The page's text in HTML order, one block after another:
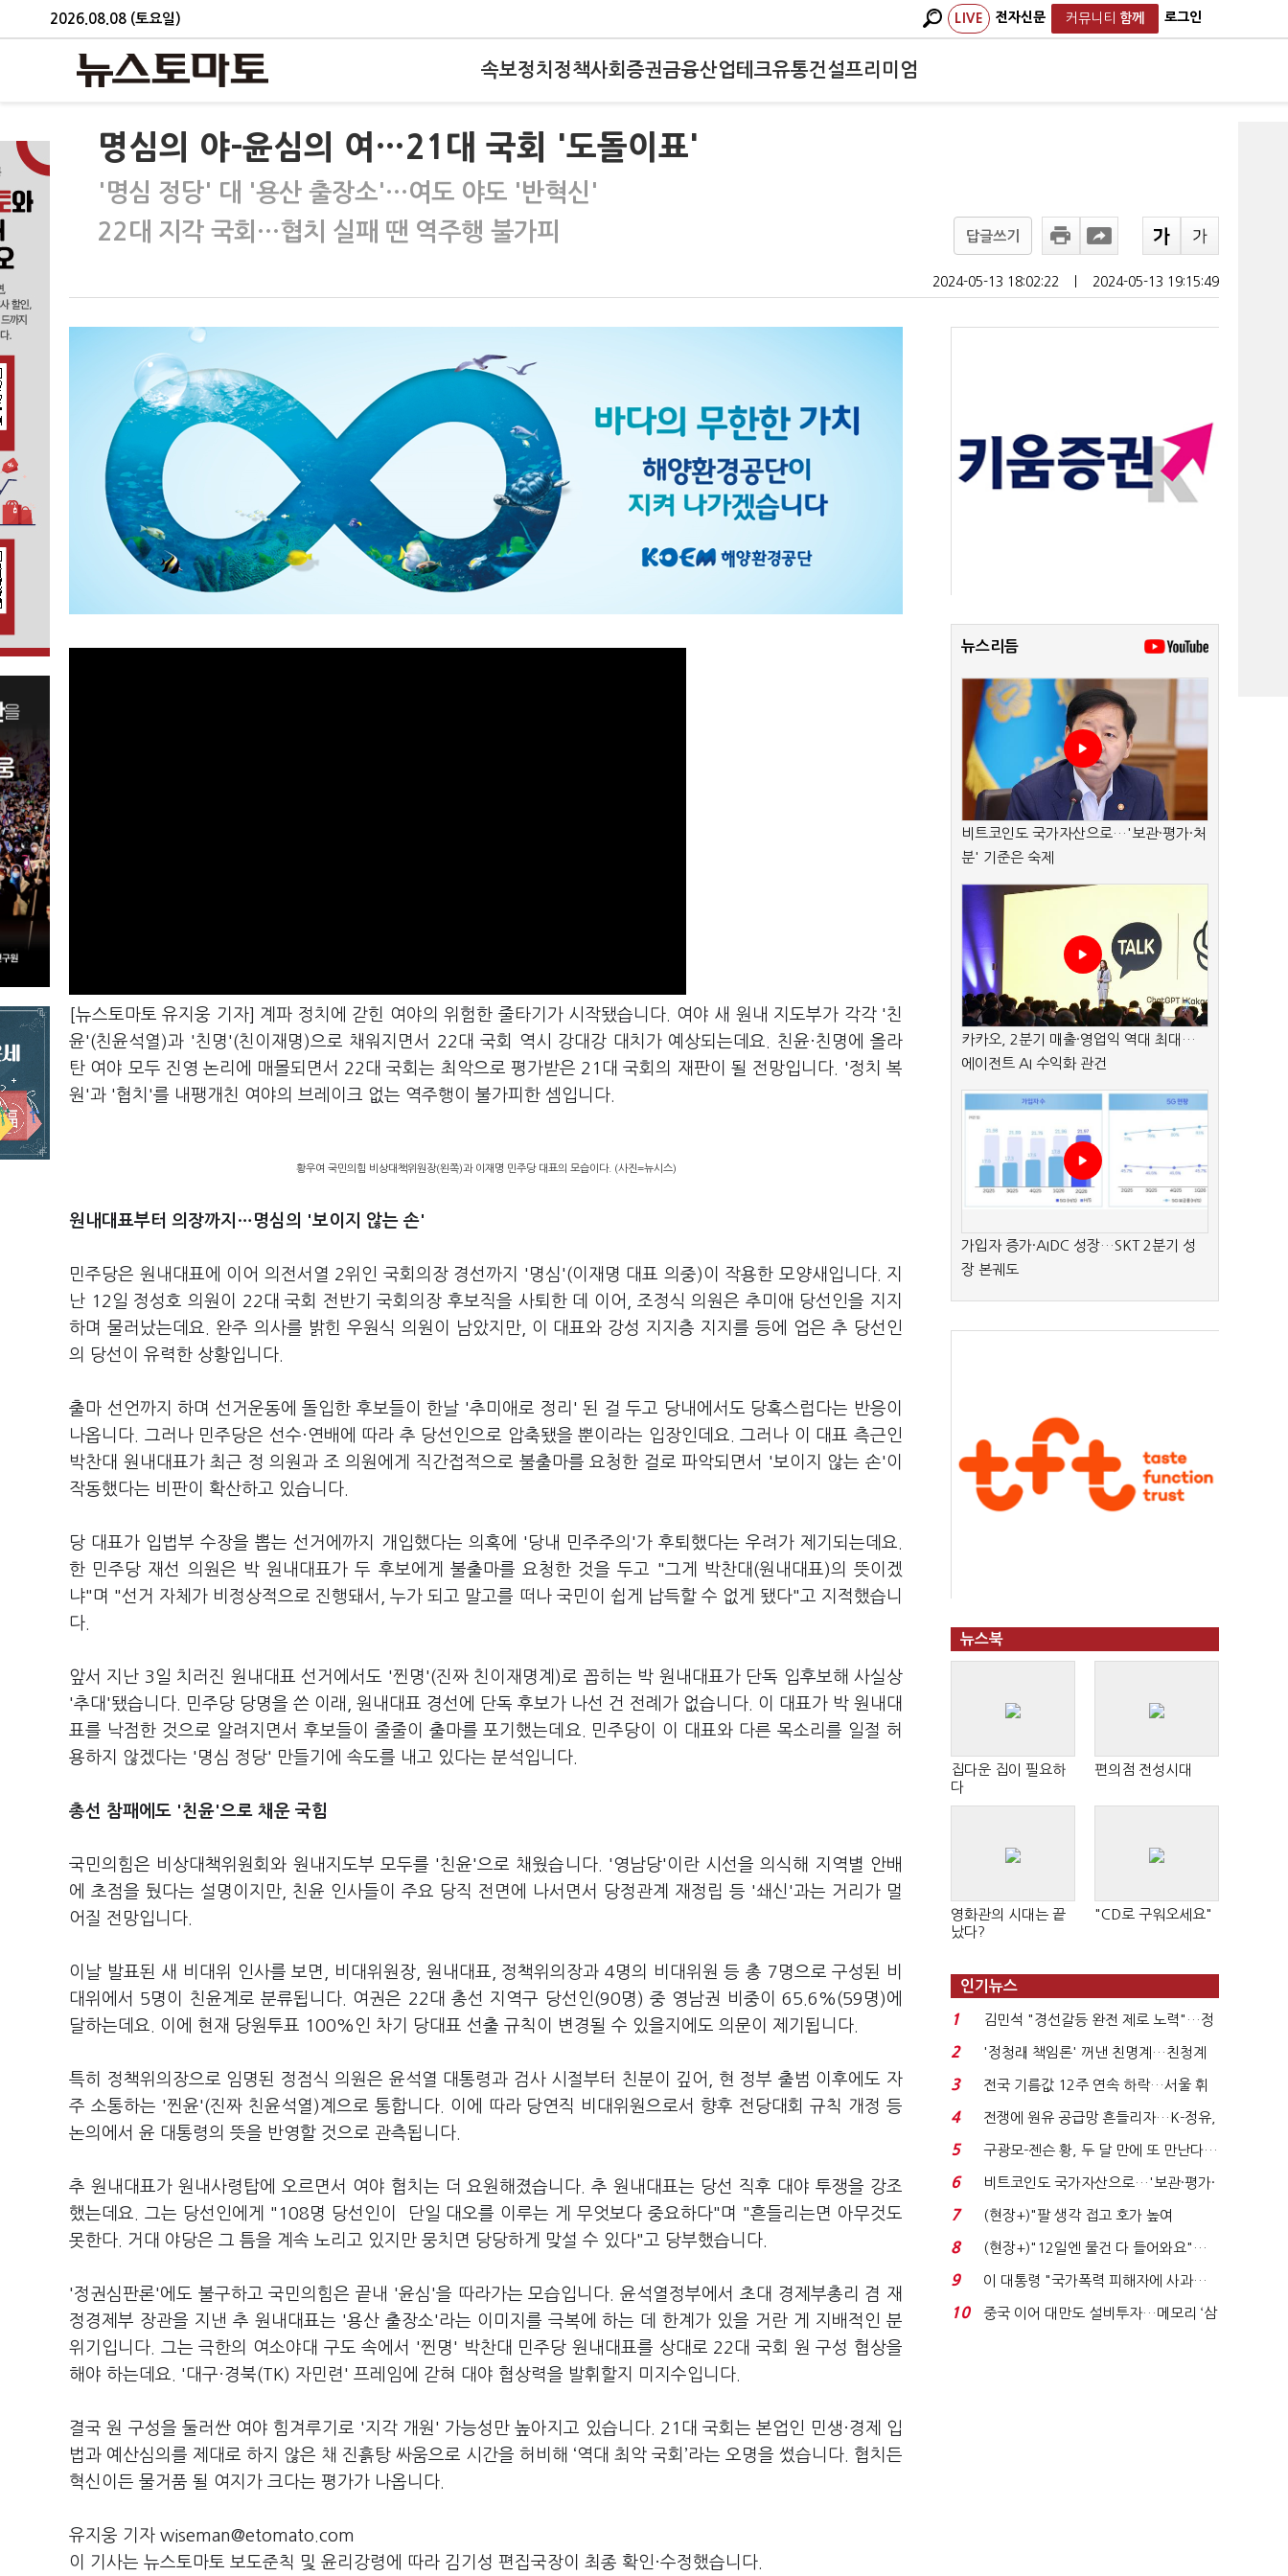
2026.08.08 (토요일) LIVE 전자신문 커뮤니티 함께 로그인
속보정치 정책사회 증권금융산업테크유통건설프리미엄
명심의 야-윤심의 여…21대 국회 '도돌이표'
'명심 정당' 대 '용산 출장소'…여도 야도 '반혁신'
22대 지각 국회…협치 실패 땐 역주행 불가피
답글쓰기
2024-05-13 18:02:22 2024-05-13 19:15:49
[뉴스토마토 유지웅 기자] 계파 정치에 갇힌 여야의 위험한 줄타기가 시작됐습니다. 여야 새 원내 지도부가 각각 '친
윤'(친윤석열)과 '친명'(친이재명)으로 채워지면서 22대 국회 역시 강대강 대치가 예상되는데요. 친윤·친명에 올라
탄 여야 모두 진영 논리에 매몰되면서 22대 국회는 최악으로 평가받은 21대 국회의 재판이 될 전망입니다. '정치 복
원'과 '협치'를 내팽개친 여야의 브레이크 없는 역주행이 불가피한 셈입니다.
황우여 국민의힘 비상대책위원장(왼쪽)과 이재명 민주당 대표의 모습이다. (사진=뉴시스)
원내대표부터 의장까지…명심의 '보이지 않는 손'
민주당은 원내대표에 이어 의전서열 2위인 국회의장 경선까지 '명심'(이재명 대표 의중)이 작용한 모양새입니다. 지
난 12일 정성호 의원이 22대 국회 전반기 국회의장 후보직을 사퇴한 데 이어, 조정식 의원은 추미애 당선인을 지지
하며 물러났는데요. 완주 의사를 밝힌 우원식 의원이 남았지만, 이 대표와 강성 지지층 지지를 등에 업은 추 당선인
의 당선이 유력한 상황입니다.
출마 선언까지 하며 선거운동에 돌입한 후보들이 한날 '추미애로 정리' 된 걸 두고 당내에서도 당혹스럽다는 반응이
나옵니다. 그러나 민주당은 선수·연배에 따라 추 당선인으로 압축됐을 뿐이라는 입장인데요. 그러나 이 대표 측근인
박찬대 원내대표가 최근 정 의원과 조 의원에게 직간접적으로 불출마를 요청한 걸로 파악되면서 '보이지 않는 손'이
작동했다는 비판이 확산하고 있습니다.
당 대표가 입법부 수장을 뽑는 선거에까지 개입했다는 의혹에 '당내 민주주의'가 후퇴했다는 우려가 제기되는데요.
한 민주당 재선 의원은 박 원내대표가 두 후보에게 불출마를 요청한 것을 두고 "그게 박찬대(원내대표)의 뜻이겠
냐"며 "선거 자체가 비정상적으로 진행돼서, 누가 되고 말고를 떠나 국민이 쉽게 납득할 수 없게 됐다"고 지적했습니
다.
앞서 지난 3일 치러진 원내대표 선거에서도 '찐명'(진짜 친이재명계)로 꼽히는 박 원내대표가 단독 입후보해 사실상
'추대'됐습니다. 민주당 당명을 쓴 이래, 원내대표 경선에 단독 후보가 나선 건 전례가 없습니다. 이 대표가 박 원내대
표를 낙점한 것으로 알려지면서 후보들이 줄줄이 출마를 포기했는데요. 민주당이 이 대표와 다른 목소리를 일절 허
용하지 않겠다는 '명심 정당' 만들기에 속도를 내고 있다는 분석입니다.
총선 참패에도 '친윤'으로 채운 국힘
국민의힘은 비상대책위원회와 원내지도부 모두를 '친윤'으로 채웠습니다. '영남당'이란 시선을 의식해 지역별 안배
에 초점을 뒀다는 설명이지만, 친윤 인사들이 주요 당직 전면에 나서면서 당정관계 재정립 등 '쇄신'과는 거리가 멀
어질 전망입니다.
이날 발표된 새 비대위 인사를 보면, 비대위원장, 원내대표, 정책위의장과 4명의 비대위원 등 총 7명으로 구성된 비
대위에서 5명이 친윤계로 분류됩니다. 여권은 22대 총선 지역구 당선인(90명) 중 영남권 비중이 65.6%(59명)에
달하는데요. 이에 현재 당원투표 100%인 차기 당대표 선출 규칙이 변경될 수 있을지에도 의문이 제기됩니다.
특히 정책위의장으로 임명된 정점식 의원은 윤석열 대통령과 검사 시절부터 친분이 깊어, 현 정부 출범 이후에도 자
주 소통하는 '찐윤'(진짜 친윤석열)계으로 통합니다. 이에 따라 당연직 비대위원으로서 향후 전당대회 규칙 개정 등
논의에서 윤 대통령의 뜻을 반영할 것으로 관측됩니다.
추 원내대표가 원내사령탑에 오르면서 여야 협치는 더 요원해졌습니다. 추 원내대표는 당선 직후 대야 투쟁을 강조
했는데요. 그는 당선인에게 "108명 당선인이 단일 대오를 이루는 게 무엇보다 중요하다"며 "흔들리는면 아무것도
못한다. 거대 야당은 그 틈을 계속 노리고 있지만 뭉치면 당당하게 맞설 수 있다"고 당부했습니다.
'정권심판론'에도 불구하고 국민의힘은 끝내 '윤심'을 따라가는 모습입니다. 윤석열정부에서 초대 경제부총리 겸 재
정경제부 장관을 지낸 추 원내대표는 '용산 출장소'라는 이미지를 극복에 하는 데 한계가 있을 거란 게 지배적인 분
위기입니다. 그는 극한의 여소야대 구도 속에서 '찐명' 박찬대 민주당 원내대표를 상대로 22대 국회 원 구성 협상을
해야 하는데요. '대구·경북(TK) 자민련' 프레임에 갇혀 대야 협상력을 발휘할지 미지수입니다.
결국 원 구성을 둘러싼 여야 힘겨루기로 '지각 개원' 가능성만 높아지고 있습니다. 21대 국회는 본업인 민생·경제 입
법과 예산심의를 제대로 하지 않은 채 진흙탕 싸움으로 시간을 허비해 ‘역대 최악 국회’라는 오명을 썼습니다. 협치든
혁신이든 물거품 될 여지가 크다는 평가가 나옵니다.
유지웅 기자 wiseman@etomato.com
이 기사는 뉴스토마토 보도준칙 및 윤리강령에 따라 김기성 편집국장이 최종 확인·수정했습니다.
뉴스리듬
비트코인도 국가자산으로…'보관·평가·처
분' 기준은 숙제
카카오, 2분기 매출·영업익 역대 최대…
에이전트 AI 수익화 관건
가입자 증가·AIDC 성장…SKT 2분기 성
장 본궤도
뉴스북
집다운 집이 필요하
다
편의점 전성시대
영화관의 시대는 끝
났다?
"CD로 구워오세요"
인기뉴스
1
김민석 "경선갈등 완전 제로 노력"…정
청래 "반명 공세 사...
2
'정청래 책임론' 꺼낸 친명계…친청계
는 추가투표 때리기...
3
전국 기름값 12주 연속 하락…서울 휘
발윳값 1909원...
4
전쟁에 원유 공급망 흔들리자…K-정유,
에너지안보 핵심...
5
구광모-젠슨 황, 두 달 만에 또 만난다…
로봇·AI 등 논...
6
비트코인도 국가자산으로…'보관·평가·
처분' 기준은 ...
7
(현장+)"팔 생각 접고 호가 높여
요"…'덜 똘똘한 한 채' 20...
8
(현장+)"12일엔 물건 다 들어와요"…
빈 매대 채우며 문 연 ...
9
이 대통령 "국가폭력 피해자에 사과…
적극적 조사로 진...
10
중국 이어 대만도 설비투자…메모리 ‘삼